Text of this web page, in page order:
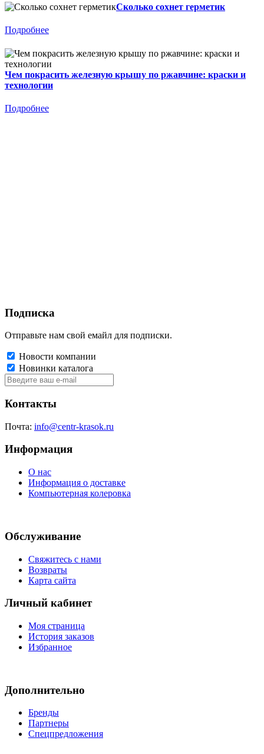
Сколько сохнет герметик
Подробнее
Чем покрасить железную крышу по ржавчине: краски и
технологии
Подробнее
Подписка
Отправьте нам свой емайл для подписки.
Новости компании
Новинки каталога
Контакты
Почта: info@centr-krasok.ru
Информация
О нас
Информация о доставке
Компьютерная колеровка
Обслуживание
Свяжитесь с нами
Возвраты
Карта сайта
Личный кабинет
Моя страница
История заказов
Избранное
Дополнительно
Бренды
Партнеры
Спецпредложения